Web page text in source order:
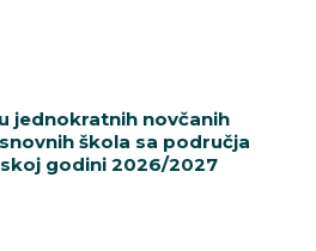
jednokratnih novčanih
škola sa područja
godini 2026/2027